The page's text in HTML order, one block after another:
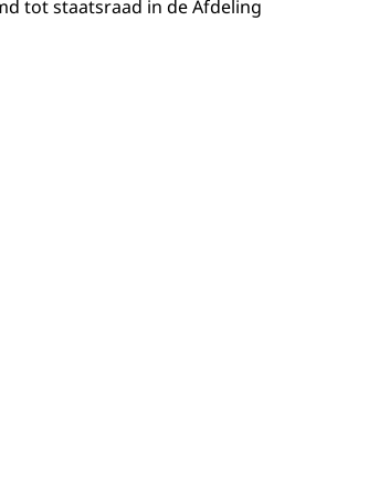
tot staatsraad in de Afdeling